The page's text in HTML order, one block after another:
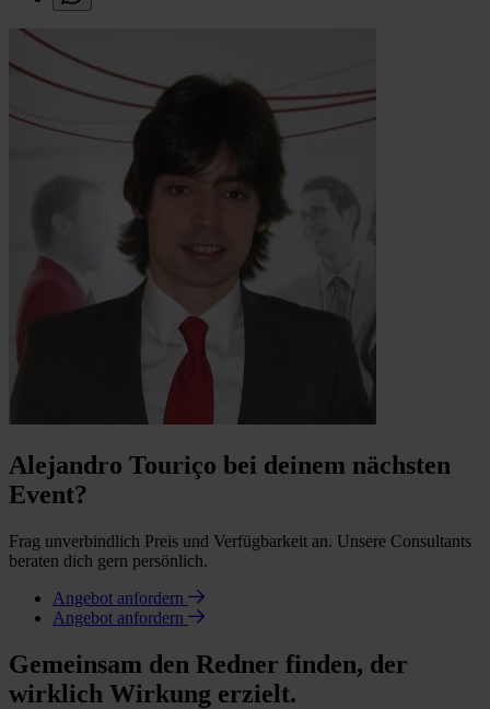
Alejandro Touriço bei deinem nächsten
Event?
Frag unverbindlich Preis und Verfügbarkeit an. Unsere Consultants
beraten dich gern persönlich.
Angebot anfordern
Angebot anfordern
Gemeinsam den Redner finden, der
wirklich Wirkung erzielt.